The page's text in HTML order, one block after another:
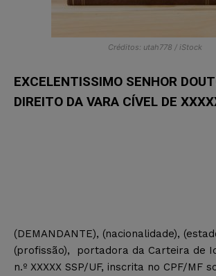
Créditos: utah778 / iStock
EXCELENTISSIMO SENHOR
DIREITO DA VARA CÍVEL DE
(DEMANDANTE), (nacionalidade),
(profissão), portadora da Carteira de
n.º XXXXX SSP/UF, inscrita no CPF/MF